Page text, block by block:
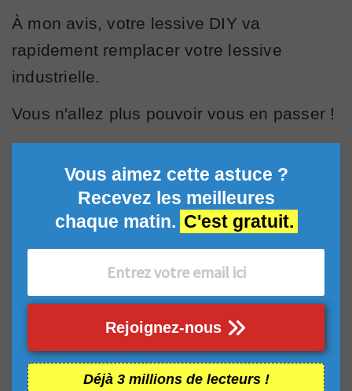
À mon avis, votre lessive DIY va
rapidement remplacer votre lessive
industrielle.
Vous n'allez plus pouvoir vous en passer !
Vous aimez cette astuce ?
Recevez les meilleures
chaque matin. C'est gratuit.
Rejoignez-nous
Déjà 3 millions de lecteurs !